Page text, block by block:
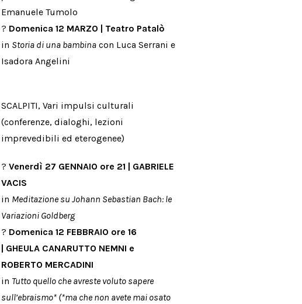
Emanuele Tumolo
? Domenica 12 MARZO |
Teatro Patalò
in Storia di una bambinacon Luca Serrani e
Isadora Angelini
SCALPITI, Vari impulsi culturali
(conferenze, dialoghi, lezioni
imprevedibili ed eterogenee)
? Venerdì 27 GENNAIO ore 21 | GABRIELE
VACIS
in Meditazione su Johann Sebastian Bach: le
Variazioni Goldberg
? Domenica 12 FEBBRAIO ore 16
GHEULA CANARUTTO NEMNI e
ROBERTO MERCADINI
in Tutto quello che avreste voluto sapere
sull’ebraismo* (*ma che non avete mai osato